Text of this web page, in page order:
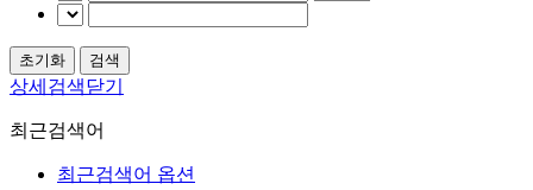
상세검색닫기
최근검색어
최근검색어 옵션